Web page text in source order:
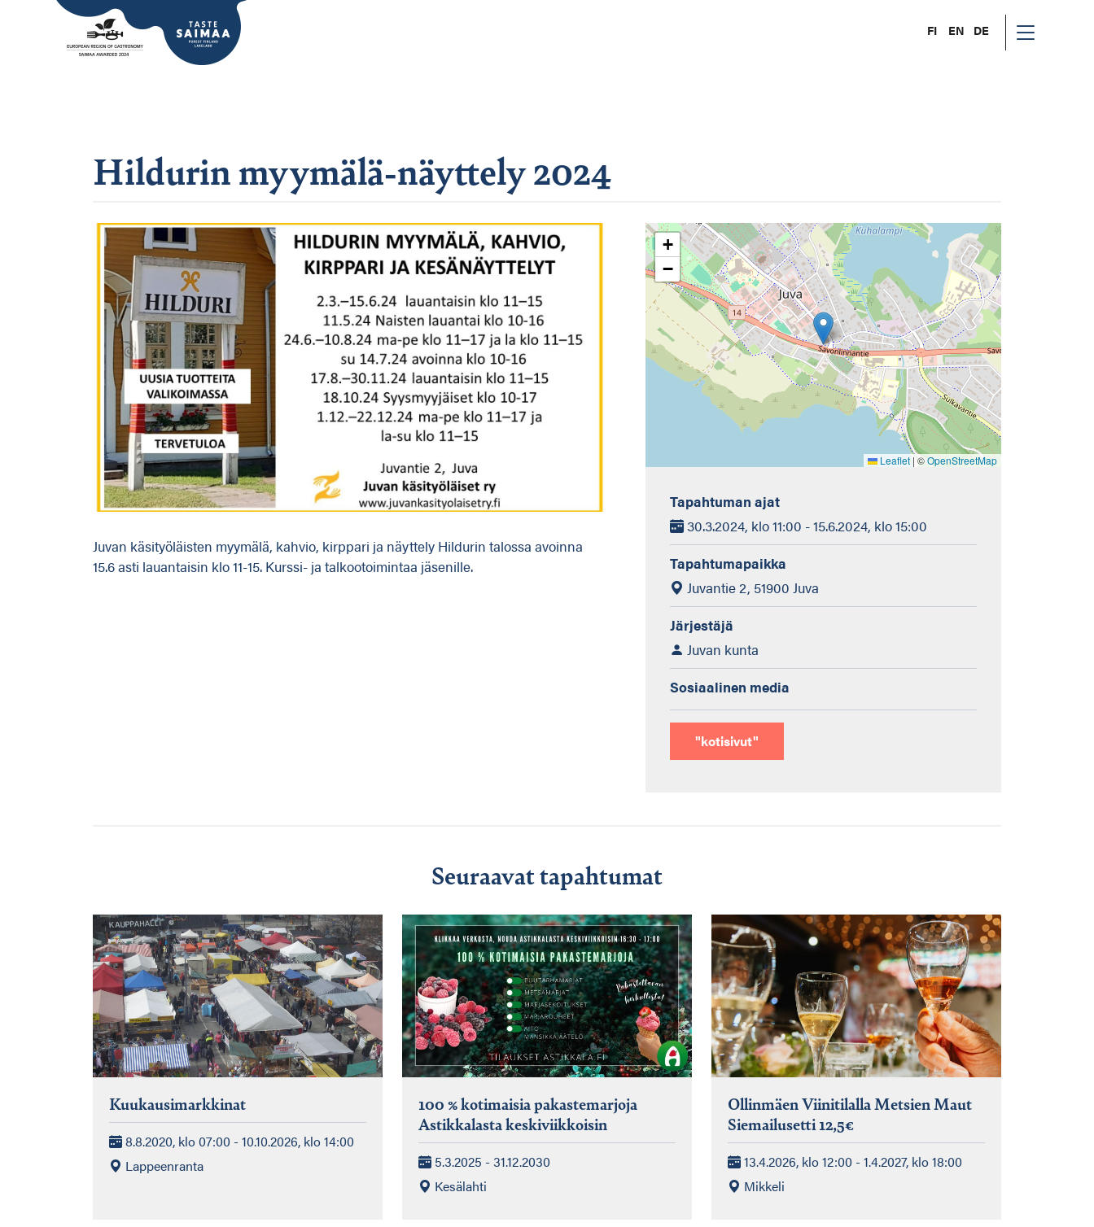
FI EN DE
Hildurin myymälä-näyttely 2024
Juvan käsityöläisten myymälä, kahvio, kirppari ja näyttely Hildurin talossa avoinna
15.6 asti lauantaisin klo 11-15. Kurssi- ja talkootoimintaa jäsenille.
+
−
Leaflet |©OpenStreetMap
Tapahtuman ajat
30.3.2024, klo 11:00 - 15.6.2024, klo 15:00
Tapahtumapaikka
Juvantie 2, 51900 Juva
Järjestäjä
Juvan kunta
Sosiaalinen media
"kotisivut"
Seuraavat tapahtumat
Kuukausimarkkinat
8.8.2020, klo 07:00 - 10.10.2026, klo 14:00
Lappeenranta
100 % kotimaisia pakastemarjoja
Astikkalasta keskiviikkoisin
5.3.2025 - 31.12.2030
Kesälahti
Ollinmäen Viinitilalla Metsien Maut
Siemailusetti 12,5€
13.4.2026, klo 12:00 - 1.4.2027, klo 18:00
Mikkeli